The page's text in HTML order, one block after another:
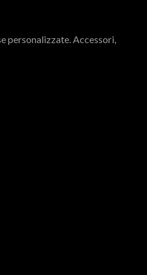
personalizzate. Accessori,